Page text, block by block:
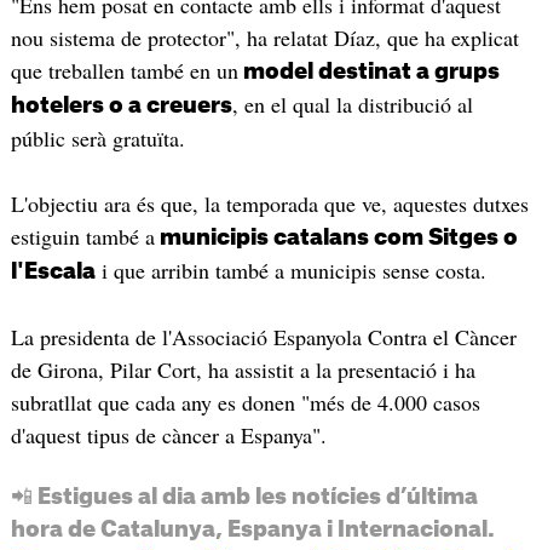
nou sistema de protector", ha relatat Díaz, que ha explicat
que treballen també en un model destinat a grups
hotelers o a creuers, en el qual la distribució al
públic serà gratuïta.
L'objectiu ara és que, la temporada que ve, aquestes dutxes
estiguin també amunicipis catalans com Sitges o
l'Escalai que arribin també a municipis sense costa.
La presidenta de l'Associació Espanyola Contra el Càncer
de Girona, Pilar Cort, ha assistit a la presentació i ha
subratllat que cada any es donen "més de 4.000 casos
d'aquest tipus de càncer a Espanya".
📲 Estigues al dia amb les notícies d’última
hora de Catalunya, Espanya i Internacional.